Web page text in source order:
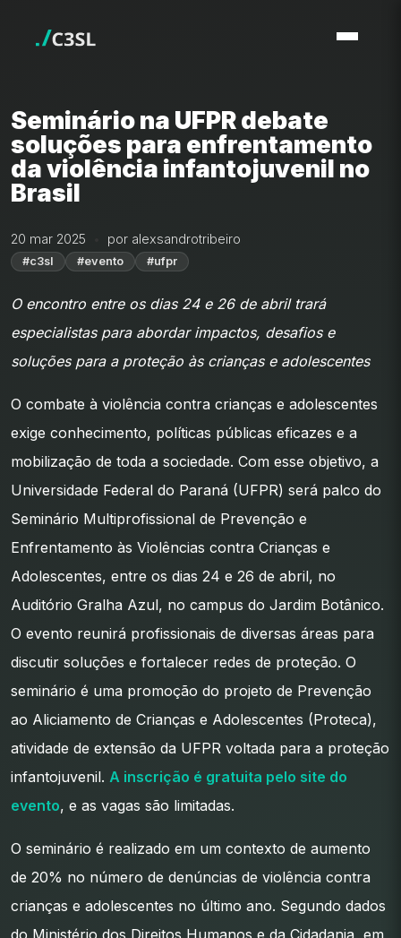
Seminário na UFPR debate
soluções para enfrentamento
da violência infantojuvenil no
Brasil
20 mar 2025 por alexsandrotribeiro
#c3sl #evento #ufpr
O encontro entre os dias 24 e 26 de abril trará
especialistas para abordar impactos, desafios e
soluções para a proteção às crianças e adolescentes
O combate à violência contra crianças e adolescentes
exige conhecimento, políticas públicas eficazes e a
mobilização de toda a sociedade. Com esse objetivo, a
Universidade Federal do Paraná (UFPR) será palco do
Seminário Multiprofissional de Prevenção e
Enfrentamento às Violências contra Crianças e
Adolescentes, entre os dias 24 e 26 de abril, no
Auditório Gralha Azul, no campus do Jardim Botânico.
O evento reunirá profissionais de diversas áreas para
discutir soluções e fortalecer redes de proteção. O
seminário é uma promoção do projeto de Prevenção
ao Aliciamento de Crianças e Adolescentes (Proteca),
atividade de extensão da UFPR voltada para a proteção
infantojuvenil. A inscrição é gratuita pelo site do
evento, e as vagas são limitadas.
O seminário é realizado em um contexto de aumento
de 20% no número de denúncias de violência contra
crianças e adolescentes no último ano. Segundo dados
do Ministério dos Direitos Humanos e da Cidadania, em